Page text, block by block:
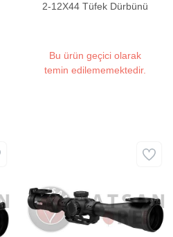
2-12X44 Tüfek Dürbünü
Bu ürün geçici olarak
temin edilememektedir.